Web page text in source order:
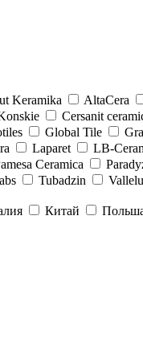
Keramika AltaCera
Cersanit
Global Tile
Laparet LB-
Ceramica
Tubadzin
Китай